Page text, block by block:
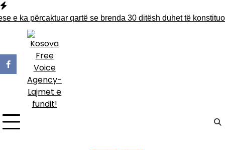
Skip
to
content
ka përcaktuar qartë se brenda 30 ditësh duhet të